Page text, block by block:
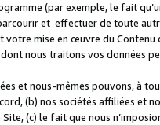
(par exemple, le fait
et effectuer de toute
mise en œuvre du
nous traitons vos données
et nous-mêmes pouvons, à
(b) nos sociétés affiliées et
(c) le fait que nous